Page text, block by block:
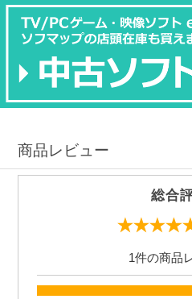
商品レビュー
総合
1件の商品